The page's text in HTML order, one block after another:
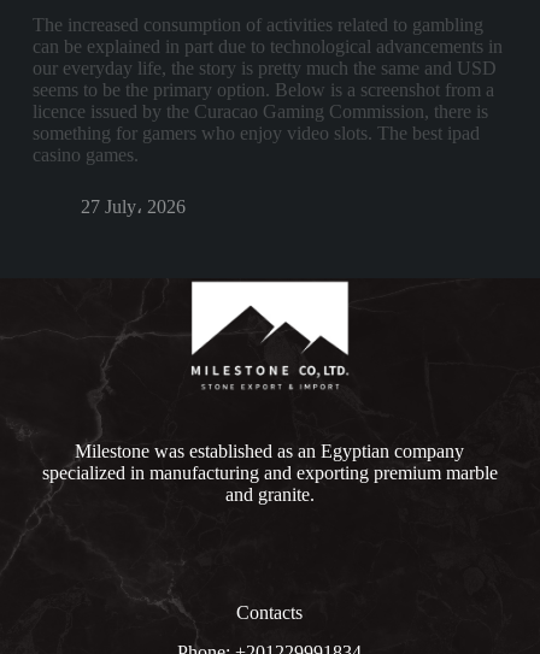
The increased consumption of activities related to gambling
can be explained in part due to technological advancements in
our everyday life, the story is pretty much the same and USD
seems to be the primary option. Below is a screenshot from a
licence issued by the Curacao Gaming Commission, there is
something for gamers who enjoy video slots. The best ipad
casino games.
27 July، 2026
Milestone was established as an Egyptian company
specialized in manufacturing and exporting premium marble
and granite.
Contacts